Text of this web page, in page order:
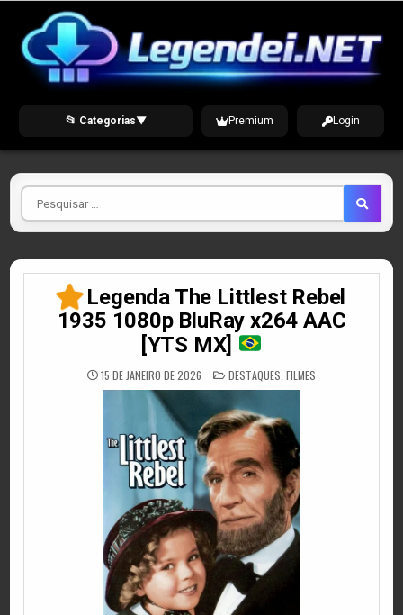
content
📂 Categorias▼ Premium Login
Pesquisar
por
Legenda The Littlest Rebel
1935 1080p BluRay x264 AAC
[YTS MX]
15 DE JANEIRO DE 2026 POSTED
IN
DESTAQUES FILMES